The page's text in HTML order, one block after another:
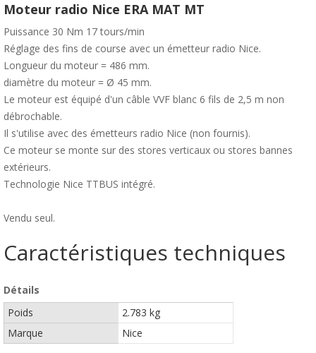
Moteur radio Nice ERA MAT MT
Puissance 30 Nm 17 tours/min
Réglage des fins de course avec un émetteur radio Nice.
Longueur du moteur = 486 mm.
diamètre du moteur = Ø 45 mm.
Le moteur est équipé d'un câble VVF blanc 6 fils de 2,5 m non
débrochable.
Il s'utilise avec des émetteurs radio Nice (non fournis).
Ce moteur se monte sur des stores verticaux ou stores bannes
extérieurs.
Technologie Nice TTBUS intégré.
Vendu seul.
Caractéristiques techniques
Détails
Poids
2.783 kg
Marque
Nice